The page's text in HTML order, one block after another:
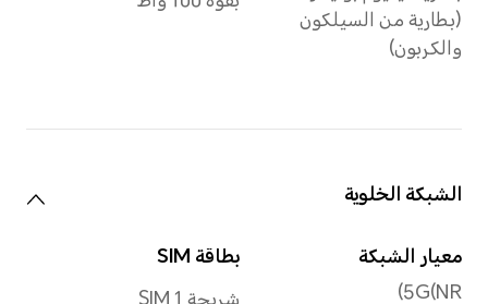
* قد تختلف دقة الفيديو الفعلية
حسب وضع التصوير.
فلاش خلفي